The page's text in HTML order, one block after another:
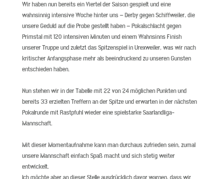
Wir haben nun bereits ein Viertel der Saison gespielt und eine
wahnsinnig intensive Woche hinter uns – Derby gegen Schiffweiler, die
unsere Geduld auf die Probe gestellt haben – Pokalschlacht gegen
Primstal mit 120 intensiven Minuten und einem Wahnsinns Finish
unserer Truppe und zuletzt das Spitzenspiel in Urexweiler, was wir nach
kritischer Anfangsphase mehr als beeindruckend zu unseren Gunsten
entschieden haben.
Nun stehen wir in der Tabelle mit 22 von 24 möglichen Punkten und
bereits 33 erzielten Treffern an der Spitze und erwarten in der nächsten
Pokalrunde mit Rastpfuhl wieder eine spielstarke Saarlandliga-
Mannschaft.
Mit dieser Momentaufnahme kann man durchaus zufrieden sein, zumal
unsere Mannschaft einfach Spaß macht und sich stetig weiter
entwickelt.